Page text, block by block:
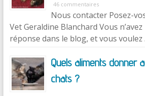
46 commentaires
Nous contacter Posez-
Vet Geraldine Blanchard Vous
réponse dans le blog, et vous voulez
Quels aliments donner
chats ?